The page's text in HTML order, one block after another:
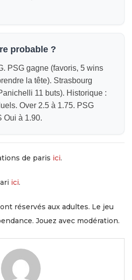
probable ?
PSG gagne (favoris, 5 wins
la tête). Strasbourg
11 buts). Historique :
Over 2.5 à 1.75. PSG
Oui à 1.90.
de paris ici.
ici.
réservés aux adultes. Le jeu
Jouez avec modération.